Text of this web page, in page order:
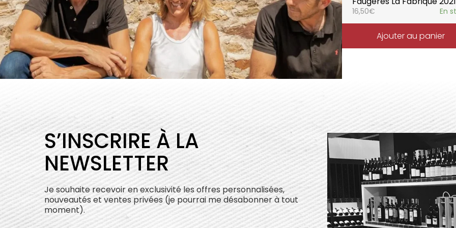
16,50€ En
Ajouter au panier
S’INSCRIRE À LA
NEWSLETTER
Je souhaite recevoir en exclusivité les offres personnalisées,
nouveautés et ventes privées (je pourrai me désabonner à tout
moment).